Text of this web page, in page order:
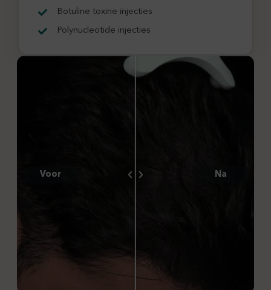
Botuline toxine injecties
Polynucleotide injecties
Voor Na